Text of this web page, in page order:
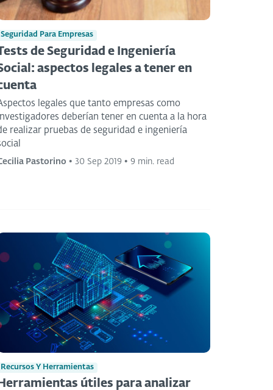
Seguridad Para Empresas
de Seguridad e Ingeniería
aspectos legales a tener en
legales que tanto empresas como
deberían tener en cuenta a la hora
realizar pruebas de seguridad e ingeniería
Pastorino • 30 Sep 2019 • 9 min. read
Recursos Y Herramientas
útiles para analizar